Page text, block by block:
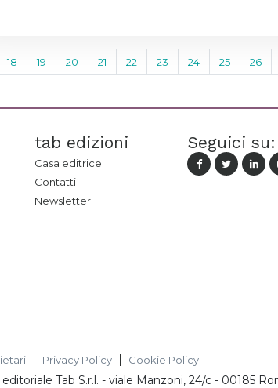
18 19 20 21 22 23 24 25 26
tab edizioni
Casa editrice
Contatti
Newsletter
Seguici su:
Privacy Policy Cookie Policy
Tab S.r.l. - viale Manzoni, 24/c - 00185